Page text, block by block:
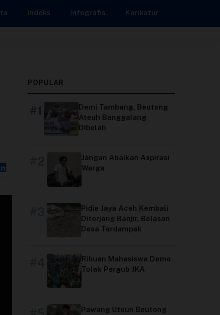
Indeks Infografis Karikatur
POPULAR
Demi Tambang, Beutong
Ateuh Banggalang
Dibelah
Jangan Abaikan Aspirasi
Warga
Pidie Jaya Aceh Kembali
Diterjang Banjir, Belasan
Desa Terdampak
Ribuan Mahasiswa Demo
Tolak Pergub JKA
Pawang Uteun Beutong